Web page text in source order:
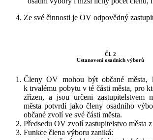
Ze své činnosti je OV odpovědný
Čl. 2
Ustanovení osadních výborů
Členy OV mohou být občané města,
k trvalému pobytu v té části města, pro
zřízen, a jsou určeni zastupitelstvem
města potvrdí jako členy osadního
občané zvolí ve své části města.
Předsedu OV zvolí zastupitelstvo města
Funkce člena výboru zaniká: